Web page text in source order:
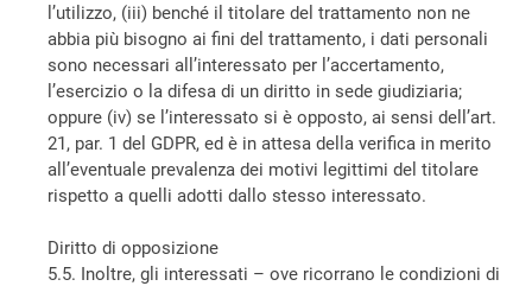
l’utilizzo, (iii) benché il titolare del trattamento non ne
abbia più bisogno ai fini del trattamento, i dati personali
sono necessari all’interessato per l’accertamento,
l’esercizio o la difesa di un diritto in sede giudiziaria;
oppure (iv) se l’interessato si è opposto, ai sensi dell’art.
21, par. 1 del GDPR, ed è in attesa della verifica in merito
all’eventuale prevalenza dei motivi legittimi del titolare
rispetto a quelli adotti dallo stesso interessato.
Diritto di opposizione
5.5. Inoltre, gli interessati – ove ricorrano le condizioni di